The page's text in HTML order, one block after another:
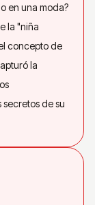
en una moda?
la "niña
concepto de
la
de su